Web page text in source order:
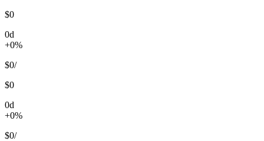
$0
0d
+0%
$0/
$0
0d
+0%
$0/